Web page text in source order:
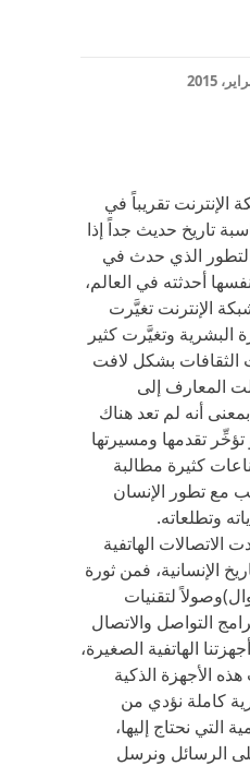
تقريباً في
تاريخ حديث جداً إذا
الذي حدث في
أحدثته في العالم،
الإنترنت تغيَّرت
وتغيَّرت كثير
بشكل لافت
المعارف إلى
أنه لم تعد هناك
تقدمها ومسيرتها
كثيرة مطالبة
مع تطور الإنسان
وتطلعاته.
الهاتفية
الإنسانية، فمن ثورة
لتقنيات
التواصل والاتصال
الهاتفية الصغيرة،
الأجهزة الذكية
كاملة نؤدي من
التي نحتاج إليها،
الرسائل ونرسل